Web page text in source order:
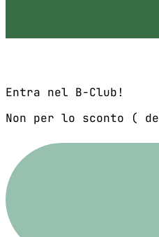
Entra nel B-Club!
Non per lo sconto (